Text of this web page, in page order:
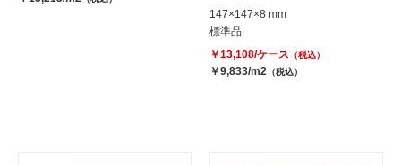
147×147×8 mm
標準品
￥13,108/ケース （税込）
￥9,833/m2 （税込）